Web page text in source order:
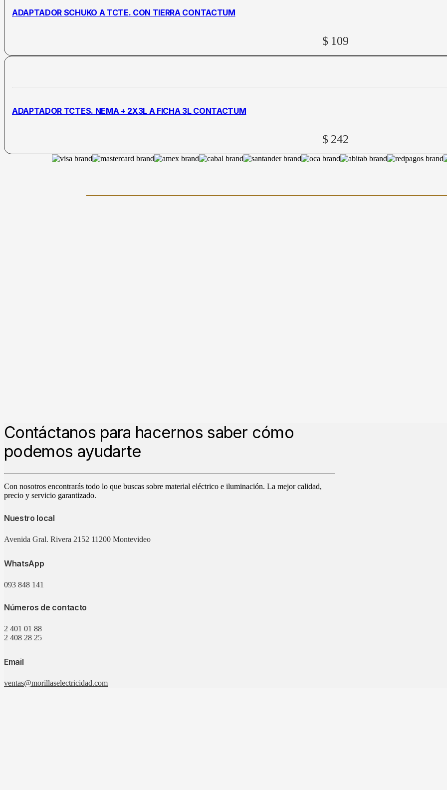
ADAPTADOR SCHUKO A TCTE. CON TIERRA CONTACTUM
$ 109
ADAPTADOR TCTES. NEMA + 2X3L A FICHA 3L CONTACTUM
$ 242
Contáctanos para hacernos saber cómo
podemos ayudarte
Con nosotros encontrarás todo lo que buscas sobre material eléctrico e iluminación. La mejor calidad,
precio y servicio garantizado.
Nuestro local
Avenida Gral. Rivera 2152 11200 Montevideo
WhatsApp
093 848 141
Números de contacto
2 401 01 88
2 408 28 25
Email
ventas@morillaselectricidad.com